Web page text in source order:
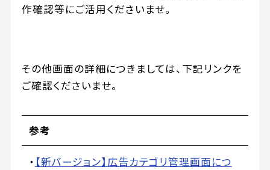
作確認等にご活用くださいませ。
その他画面の詳細につきましては、下記リンクを
ご確認くださいませ。
参考
・ 【新バージョン】広告カテゴリ管理画面につ